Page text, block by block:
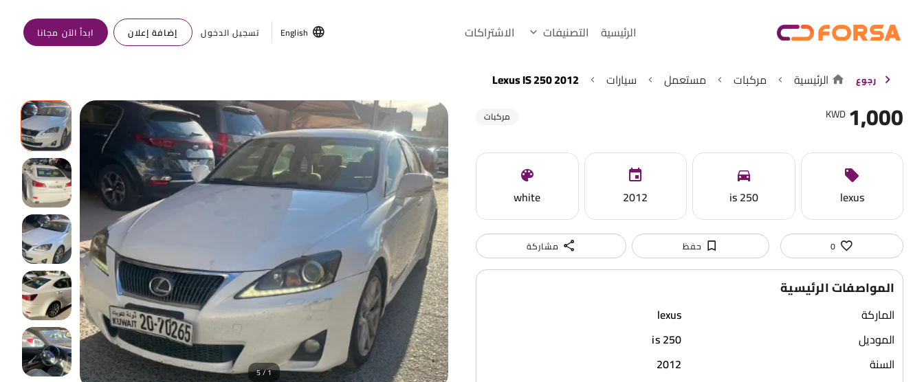
الرئيسية التصنيفات الاشتراكات English تسجيل الدخول إضافة إعلان ابدأ الآن مجانا
رجوع الرئيسية مركبات مستعمل سيارات Lexus IS 250 2012
1,000
KWD مركبات
lexus
is 250
2012
white
0 حفظ مشاركة
المواصفات الرئيسية
الماركة
lexus
الموديل
is 250
السنة
2012
1 / 5